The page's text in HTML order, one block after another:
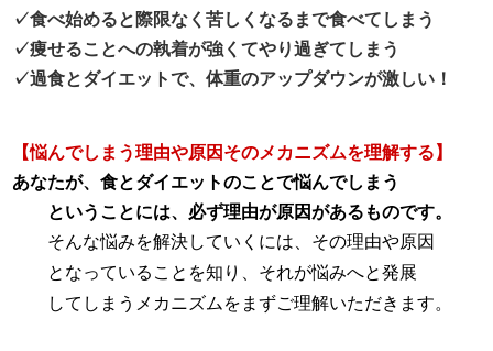
✓食べ始めると際限なく苦しくなるまで食べてしまう
✓痩せることへの執着が強くてやり過ぎてしまう
✓過食とダイエットで、体重のアップダウンが激しい！
【悩んでしまう理由や原因そのメカニズムを理解する】
あなたが、食とダイエットのことで悩んでしまう
ということには、必ず理由が原因があるものです。
そんな悩みを解決していくには、その理由や原因
となっていることを知り、それが悩みへと発展
してしまうメカニズムをまずご理解いただきます。